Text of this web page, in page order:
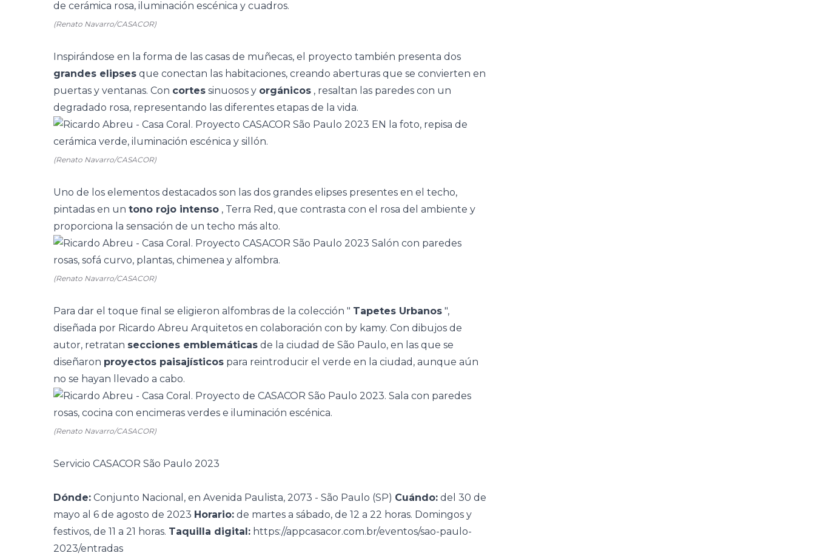
(Renato Navarro/CASACOR)
Inspirándose en la forma de las casas de muñecas, el proyecto también presenta dos
grandes elipses que conectan las habitaciones, creando aberturas que se convierten en
puertas y ventanas. Con cortes sinuosos y orgánicos , resaltan las paredes con un
degradado rosa, representando las diferentes etapas de la vida.
(Renato Navarro/CASACOR)
Uno de los elementos destacados son las dos grandes elipses presentes en el techo,
pintadas en un tono rojo intenso , Terra Red, que contrasta con el rosa del ambiente y
proporciona la sensación de un techo más alto.
(Renato Navarro/CASACOR)
Para dar el toque final se eligieron alfombras de la colección " Tapetes Urbanos ",
diseñada por Ricardo Abreu Arquitetos en colaboración con by kamy. Con dibujos de
autor, retratan secciones emblemáticas de la ciudad de São Paulo, en las que se
diseñaron proyectos paisajísticos para reintroducir el verde en la ciudad, aunque aún
no se hayan llevado a cabo.
(Renato Navarro/CASACOR)
Servicio CASACOR São Paulo 2023
Dónde: Conjunto Nacional, en Avenida Paulista, 2073 - São Paulo (SP) Cuándo: del 30 de
mayo al 6 de agosto de 2023 Horario: de martes a sábado, de 12 a 22 horas. Domingos y
festivos, de 11 a 21 horas. Taquilla digital: https://appcasacor.com.br/eventos/sao-paulo-
2023/entradas